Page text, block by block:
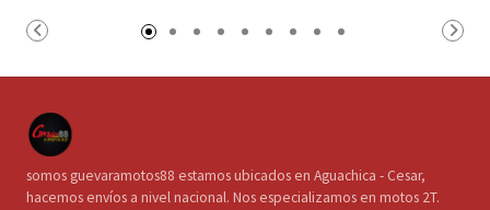
somos guevaramotos88 estamos ubicados en Aguachica - Cesar,
hacemos envíos a nivel nacional. Nos especializamos en motos 2T.